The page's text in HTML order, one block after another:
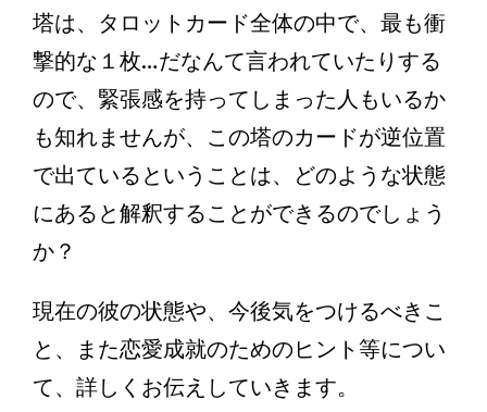
塔は、タロットカード全体の中で、最も衝
撃的な１枚…だなんて言われていたりする
ので、緊張感を持ってしまった人もいるか
も知れませんが、この塔のカードが逆位置
で出ているということは、どのような状態
にあると解釈することができるのでしょう
か？
現在の彼の状態や、今後気をつけるべきこ
と、また恋愛成就のためのヒント等につい
て、詳しくお伝えしていきます。